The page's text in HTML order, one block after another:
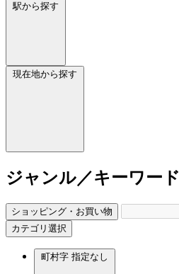
駅から探す
現在地から探す
ジャンル／キーワード
ショッピング・お買い物
カテゴリ選択
町村字 指定なし